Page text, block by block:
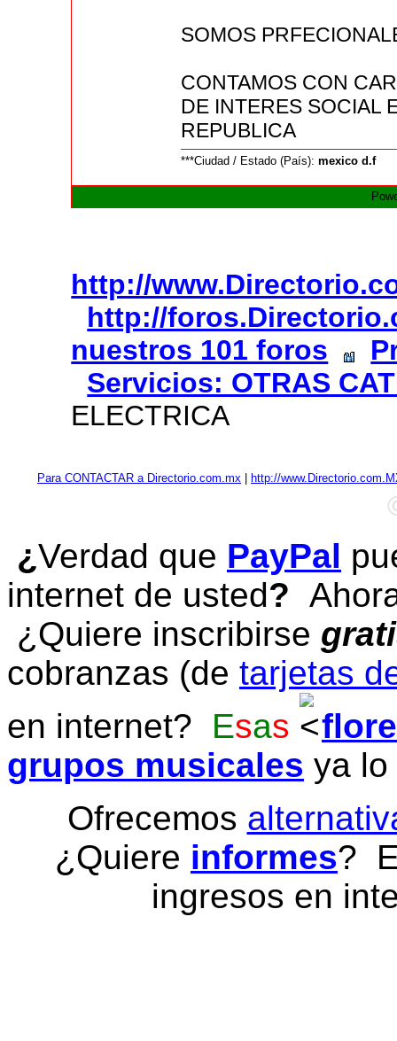
SOMOS
CONTAMOS CON
DE INTERES SOCIAL
REPUBLICA
***Ciudad / Estado (País):mexico d.f
http://
http://
nuestros 101 foros
Servicios: OTRAS
ELECTRICA
Para CONTACTAR a Directorio.com.mx http://
¿Verdad que PayPal
internet de usted?
¿Quiere inscribirse
cobranzas (de tarjetas
en internet? Esas
grupos musicales ya
Ofrecemos
¿Quiere informes?
ingresos en